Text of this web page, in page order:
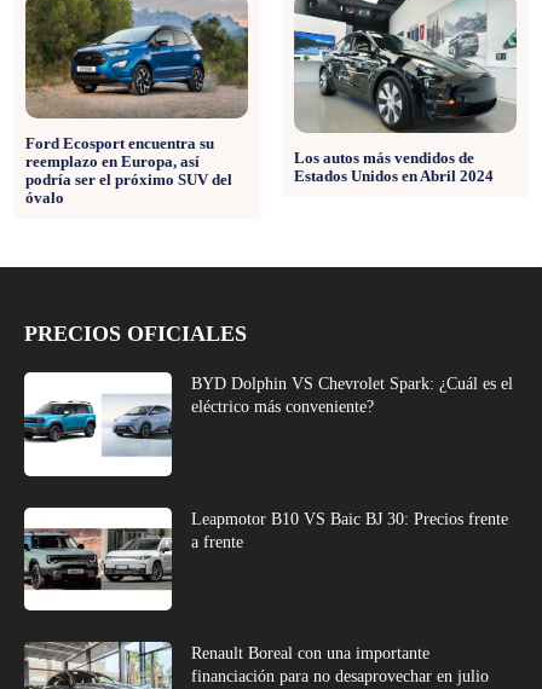
Ford Ecosport encuentra su
reemplazo en Europa, así
podría ser el próximo SUV del
óvalo
Los autos más vendidos de
Estados Unidos en Abril 2024
PRECIOS OFICIALES
BYD Dolphin VS Chevrolet Spark: ¿Cuál es el
eléctrico más conveniente?
Leapmotor B10 VS Baic BJ 30: Precios frente
a frente
Renault Boreal con una importante
financiación para no desaprovechar en julio